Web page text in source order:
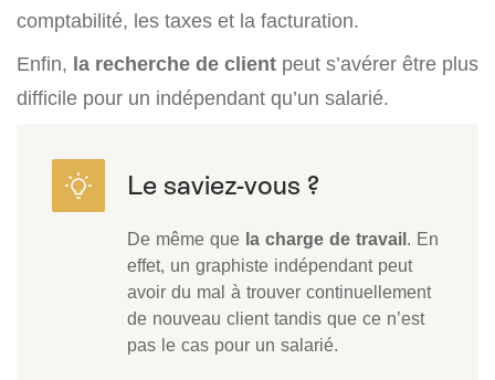
comptabilité, les taxes et la facturation.
Enfin, la recherche de client peut s’avérer être plus
difficile pour un indépendant qu’un salarié.
De même que la charge de travail. En
effet, un graphiste indépendant peut
avoir du mal à trouver continuellement
de nouveau client tandis que ce n’est
pas le cas pour un salarié.